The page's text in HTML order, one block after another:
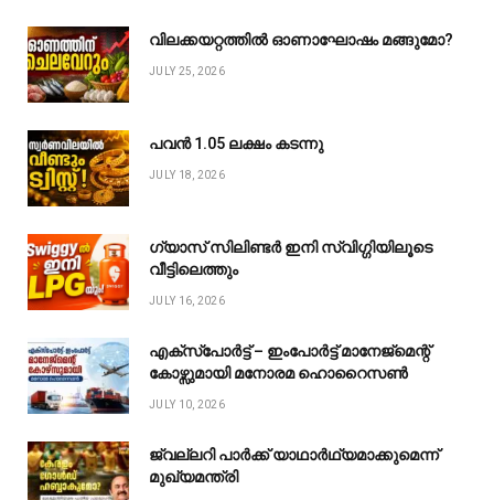
വിലക്കയറ്റത്തിൽ ഓണാഘോഷം മങ്ങുമോ?
JULY 25, 2026
പവൻ ₹1.05 ലക്ഷം കടന്നു
JULY 18, 2026
ഗ്യാസ് സിലിണ്ടർ ഇനി സ്വിഗ്ഗിയിലൂടെ
വീട്ടിലെത്തും
JULY 16, 2026
എക്സ്പോർട്ട് – ഇംപോർട്ട് മാനേജ്മെന്റ്
കോഴ്സുമായി മനോരമ ഹൊറൈസൺ
JULY 10, 2026
ജ്വല്ലറി പാർക്ക് യാഥാർഥ്യമാക്കുമെന്ന്
മുഖ്യമന്ത്രി